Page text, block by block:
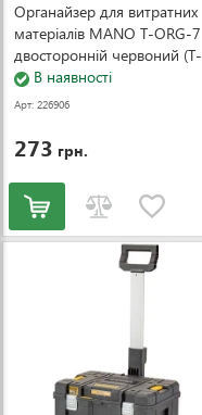
Органайзер для витратних
матеріалів MANO T-ORG-7
двосторонній червоний (T-
ORG-7-Red)
В наявності
Арт: 226906
273 грн.